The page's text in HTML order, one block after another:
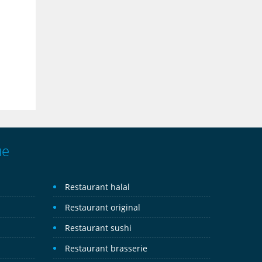
Restaurant halal
Restaurant original
Restaurant sushi
Restaurant brasserie